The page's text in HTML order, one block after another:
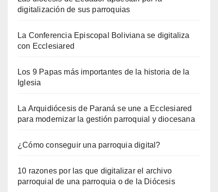
digitalización de sus parroquias
La Conferencia Episcopal Boliviana se digitaliza
con Ecclesiared
Los 9 Papas más importantes de la historia de la
Iglesia
La Arquidiócesis de Paraná se une a Ecclesiared
para modernizar la gestión parroquial y diocesana
¿Cómo conseguir una parroquia digital?
10 razones por las que digitalizar el archivo
parroquial de una parroquia o de la Diócesis